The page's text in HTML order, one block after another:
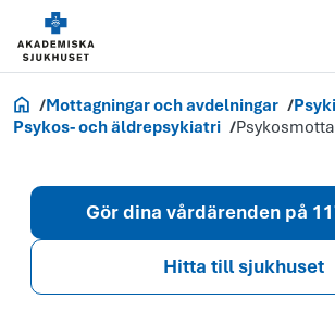
Akademiska.se
Mottagningar och avdelningar
Psykos- och äldrepsykiatri
A
Gör dina vårdärenden på
Hitta till sjukhuset